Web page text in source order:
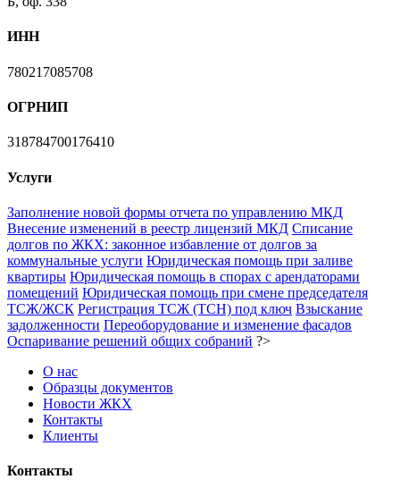
ИНН
780217085708
ОГРНИП
318784700176410
Услуги
Заполнение новой формы отчета по управлению МКД
Внесение изменений в реестр лицензий МКД Списание
долгов по ЖКХ: законное избавление от долгов за
коммунальные услуги Юридическая помощь при заливе
квартиры Юридическая помощь в спорах с арендаторами
помещений Юридическая помощь при смене председателя
ТСЖ/ЖСК Регистрация ТСЖ (ТСН) под ключ Взыскание
задолженности Переоборудование и изменение фасадов
Оспаривание решений общих собраний ?>
О нас
Образцы документов
Новости ЖКХ
Контакты
Клиенты
Контакты